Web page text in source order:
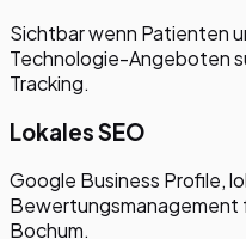
Sichtbar wenn Patienten
Technologie-Angeboten
Tracking.
Lokales SEO
Google Business Profile,
Bewertungsmanagement
Bochum.